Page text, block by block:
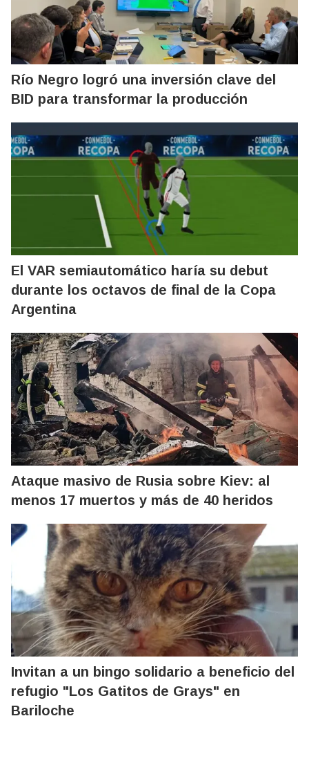
Río Negro logró una inversión clave del
BID para transformar la producción
El VAR semiautomático haría su debut
durante los octavos de final de la Copa
Argentina
Ataque masivo de Rusia sobre Kiev: al
menos 17 muertos y más de 40 heridos
Invitan a un bingo solidario a beneficio del
refugio "Los Gatitos de Grays" en
Bariloche